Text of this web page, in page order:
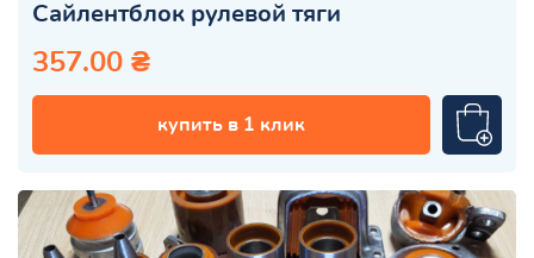
Сайлентблок рулевой тяги
357.00 ₴
купить в 1 клик